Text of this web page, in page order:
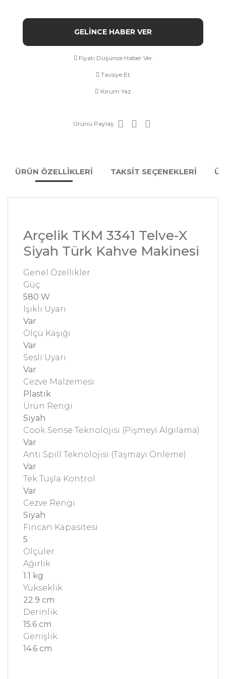
GELİNCE HABER VER
Fiyatı Düşünce Haber Ver
Tavsiye Et
Yorum Yaz
Ürünü Paylaş:
ÜRÜN ÖZELLİKLERİ TAKSİT SEÇENEKLERİ
Arçelik TKM 3341 Telve-X
Siyah Türk Kahve Makinesi
Genel Özellikler
Güç
580 W
Işıklı Uyarı
Var
Ölçü Kaşığı
Var
Sesli Uyarı
Var
Cezve Malzemesi
Plastik
Ürün Rengi
Siyah
Cook Sense Teknolojisi (Pişmeyi Algılama)
Var
Anti Spill Teknolojisi (Taşmayı Önleme)
Var
Tek Tuşla Kontrol
Var
Cezve Rengi
Siyah
Fincan Kapasitesi
5
Ölçüler
Ağırlık
1.1 kg
Yükseklik
22.9 cm
Derinlik
15.6 cm
Genişlik
14.6 cm